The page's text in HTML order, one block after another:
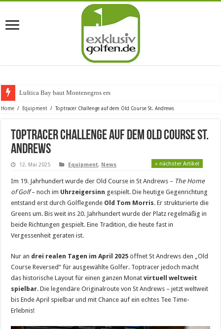
Luštica Bay baut Montenegros erste Golf-Com
Home / Equipment / Toptracer Challenge auf dem Old Course St. Andrews
Toptracer Challenge auf dem Old Course St.
Andrews
12. Mai 2025 Equipment, News » nächster Artikel
Im 19. Jahrhundert wurde der Old Course in St Andrews – The Home
of Golf– noch im Uhrzeigersinn gespielt. Die heutige Gegenrichtung
entstand erst durch Golflegende Old Tom Morris. Er strukturierte die
Greens um. Bis weit ins 20. Jahrhundert wurde der Platz regelmäßig in
beide Richtungen gespielt. Eine Tradition, die heute fast in
Vergessenheit geraten ist.
Nur an drei realen Tagen im April 2025 öffnet St Andrews den „Old
Course Reversed“ für ausgewählte Golfer. Toptracer jedoch macht
das historische Layout für einen ganzen Monatvirtuell weltweit
spielbar. Die legendäre Originalroute von St Andrews – jetzt weltweit
bis Ende April spielbar und mit Chance auf ein echtes Tee Time-
Erlebnis!